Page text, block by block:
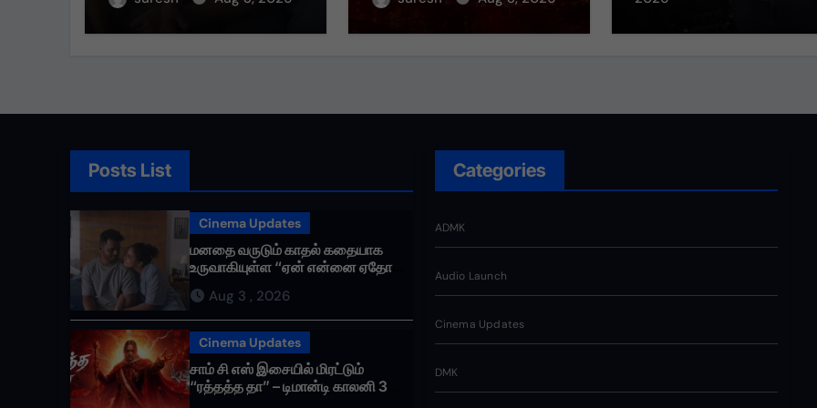
Posts List
Cinema Updates
மனதை வருடும் காதல் கதையாக
உருவாகியுள்ள “ஏன் என்னை ஏதோ
Aug 3 , 2026
Cinema Updates
சாம் சி எஸ் இசையில் மிரட்டும்
“ரத்தத்த தா” – டிமான்டி காலனி 3
Categories
ADMK
Audio Launch
Cinema Updates
DMK